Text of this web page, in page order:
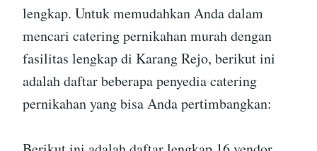
lengkap. Untuk memudahkan Anda dalam
mencari catering pernikahan murah dengan
fasilitas lengkap di Karang Rejo, berikut ini
adalah daftar beberapa penyedia catering
pernikahan yang bisa Anda pertimbangkan: